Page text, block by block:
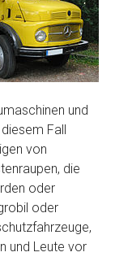
und
Fall
von
die
oder
oder
und Leute vor